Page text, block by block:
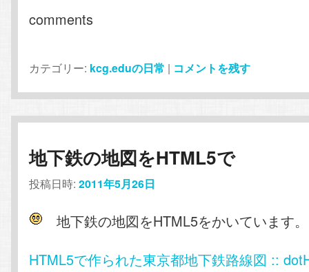
comments
カテゴリー: kcg.eduの日常 | コメントを残す
地下鉄の地図をHTML5で
投稿日時:2011年5月26日
地下鉄の地図をHTML5をかいています。
HTML5で作られた東京都地下鉄路線図 ::